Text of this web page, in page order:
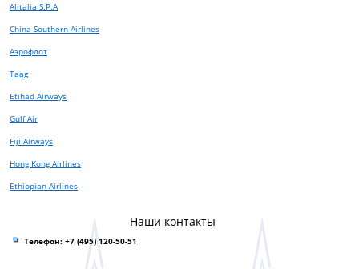
Alitalia S.P.A
China Southern Airlines
Аэрофлот
Taag
Etihad Airways
Gulf Air
Fiji Airways
Hong Kong Airlines
Ethiopian Airlines
Наши контакты
Телефон: +7 (495) 120-50-51